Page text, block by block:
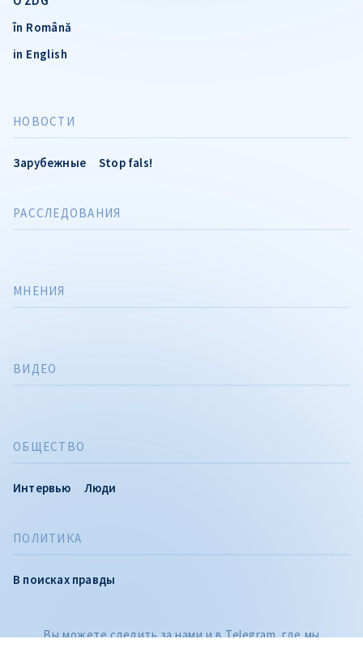
în Română
in English
НОВОСТИ
Зарубежные Stop fals!
ПОЛИТИКА
В поисках правды
РАССЛЕДОВАНИЯ
ОБЩЕСТВО
Интервью Люди
МНЕНИЯ
ВИДЕО
Вы можете следить за нами и в Telegram, где мы